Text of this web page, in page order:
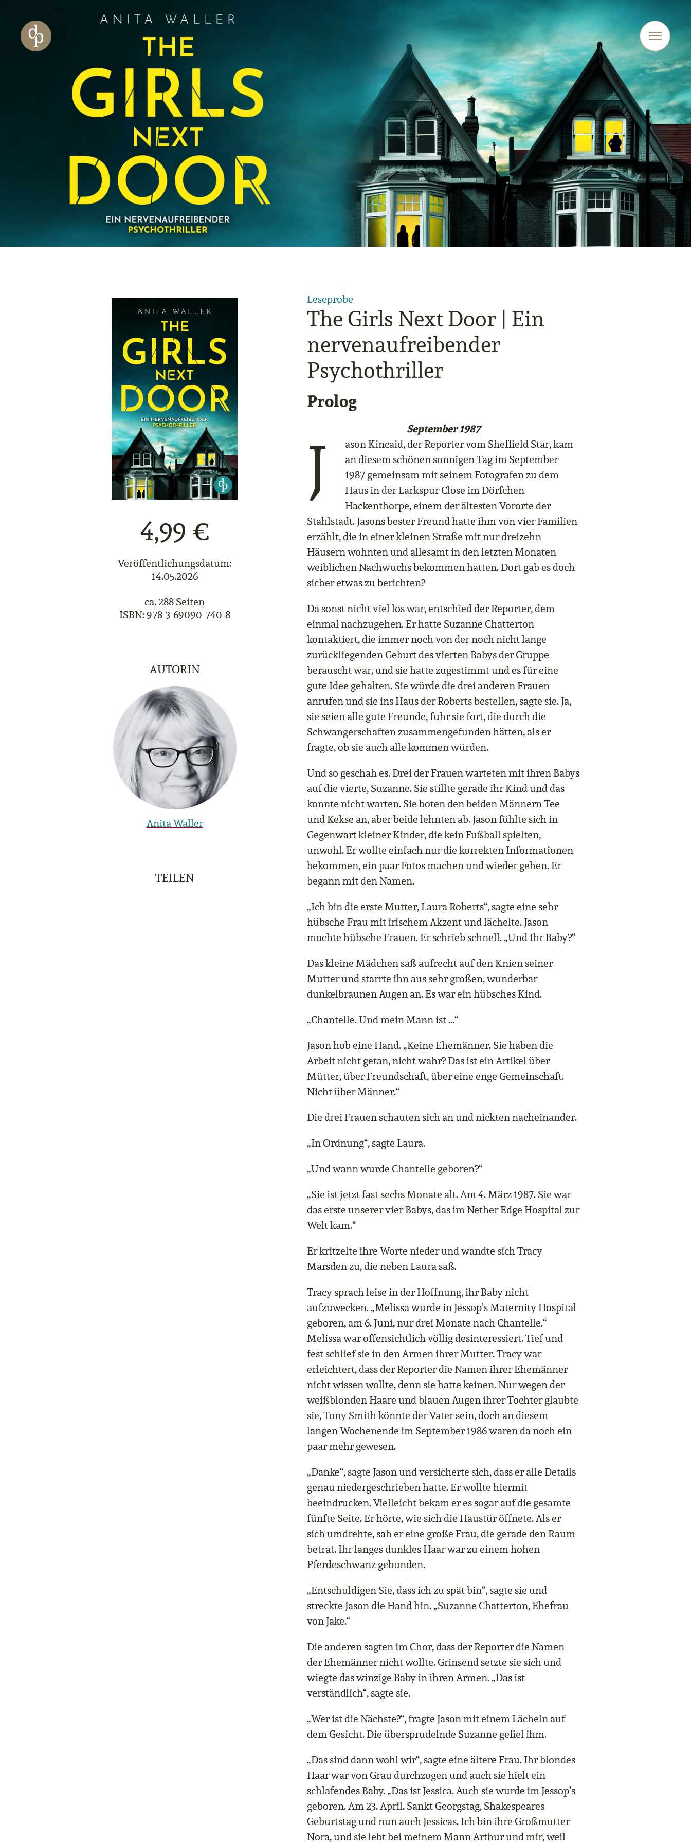
Zur Navigation springen
Zur Website-Suche springen
4,99 €
Veröffentlichungsdatum:
14.05.2026
ca. 288 Seiten
ISBN: 978-3-69090-740-8
AUTORIN
Anita Waller
TEILEN
Leseprobe
The Girls Next Door | Ein
nervenaufreibender
Psychothriller
Prolog
September 1987
J
ason Kincaid, der Reporter vom Sheffield Star, kam
an diesem schönen sonnigen Tag im September
1987 gemeinsam mit seinem Fotografen zu dem
Haus in der Larkspur Close im Dörfchen
Hackenthorpe, einem der ältesten Vororte der
Stahlstadt. Jasons bester Freund hatte ihm von vier Familien
erzählt, die in einer kleinen Straße mit nur dreizehn
Häusern wohnten und allesamt in den letzten Monaten
weiblichen Nachwuchs bekommen hatten. Dort gab es doch
sicher etwas zu berichten?
Da sonst nicht viel los war, entschied der Reporter, dem
einmal nachzugehen. Er hatte Suzanne Chatterton
kontaktiert, die immer noch von der noch nicht lange
zurückliegenden Geburt des vierten Babys der Gruppe
berauscht war, und sie hatte zugestimmt und es für eine
gute Idee gehalten. Sie würde die drei anderen Frauen
anrufen und sie ins Haus der Roberts bestellen, sagte sie. Ja,
sie seien alle gute Freunde, fuhr sie fort, die durch die
Schwangerschaften zusammengefunden hätten, als er
fragte, ob sie auch alle kommen würden.
Und so geschah es. Drei der Frauen warteten mit ihren Babys
auf die vierte, Suzanne. Sie stillte gerade ihr Kind und das
konnte nicht warten. Sie boten den beiden Männern Tee
und Kekse an, aber beide lehnten ab. Jason fühlte sich in
Gegenwart kleiner Kinder, die kein Fußball spielten,
unwohl. Er wollte einfach nur die korrekten Informationen
bekommen, ein paar Fotos machen und wieder gehen. Er
begann mit den Namen.
„Ich bin die erste Mutter, Laura Roberts“, sagte eine sehr
hübsche Frau mit irischem Akzent und lächelte. Jason
mochte hübsche Frauen. Er schrieb schnell. „Und Ihr Baby?“
Das kleine Mädchen saß aufrecht auf den Knien seiner
Mutter und starrte ihn aus sehr großen, wunderbar
dunkelbraunen Augen an. Es war ein hübsches Kind.
„Chantelle. Und mein Mann ist …“
Jason hob eine Hand. „Keine Ehemänner. Sie haben die
Arbeit nicht getan, nicht wahr? Das ist ein Artikel über
Mütter, über Freundschaft, über eine enge Gemeinschaft.
Nicht über Männer.“
Die drei Frauen schauten sich an und nickten nacheinander.
„In Ordnung“, sagte Laura.
„Und wann wurde Chantelle geboren?“
„Sie ist jetzt fast sechs Monate alt. Am 4. März 1987. Sie war
das erste unserer vier Babys, das im Nether Edge Hospital zur
Welt kam.“
Er kritzelte ihre Worte nieder und wandte sich Tracy
Marsden zu, die neben Laura saß.
Tracy sprach leise in der Hoffnung, ihr Baby nicht
aufzuwecken. „Melissa wurde in Jessop’s Maternity Hospital
geboren, am 6. Juni, nur drei Monate nach Chantelle.“
Melissa war offensichtlich völlig desinteressiert. Tief und
fest schlief sie in den Armen ihrer Mutter. Tracy war
erleichtert, dass der Reporter die Namen ihrer Ehemänner
nicht wissen wollte, denn sie hatte keinen. Nur wegen der
weißblonden Haare und blauen Augen ihrer Tochter glaubte
sie, Tony Smith könnte der Vater sein, doch an diesem
langen Wochenende im September 1986 waren da noch ein
paar mehr gewesen.
„Danke“, sagte Jason und versicherte sich, dass er alle Details
genau niedergeschrieben hatte. Er wollte hiermit
beeindrucken. Vielleicht bekam er es sogar auf die gesamte
fünfte Seite. Er hörte, wie sich die Haustür öffnete. Als er
sich umdrehte, sah er eine große Frau, die gerade den Raum
betrat. Ihr langes dunkles Haar war zu einem hohen
Pferdeschwanz gebunden.
„Entschuldigen Sie, dass ich zu spät bin“, sagte sie und
streckte Jason die Hand hin. „Suzanne Chatterton, Ehefrau
von Jake.“
Die anderen sagten im Chor, dass der Reporter die Namen
der Ehemänner nicht wollte. Grinsend setzte sie sich und
wiegte das winzige Baby in ihren Armen. „Das ist
verständlich“, sagte sie.
„Wer ist die Nächste?“, fragte Jason mit einem Lächeln auf
dem Gesicht. Die übersprudelnde Suzanne gefiel ihm.
„Das sind dann wohl wir“, sagte eine ältere Frau. Ihr blondes
Haar war von Grau durchzogen und auch sie hielt ein
schlafendes Baby. „Das ist Jessica. Auch sie wurde im Jessop’s
geboren. Am 23. April. Sankt Georgstag, Shakespeares
Geburtstag und nun auch Jessicas. Ich bin ihre Großmutter
Nora, und sie lebt bei meinem Mann Arthur und mir, weil